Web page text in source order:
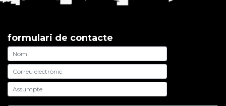
formulari de contacte